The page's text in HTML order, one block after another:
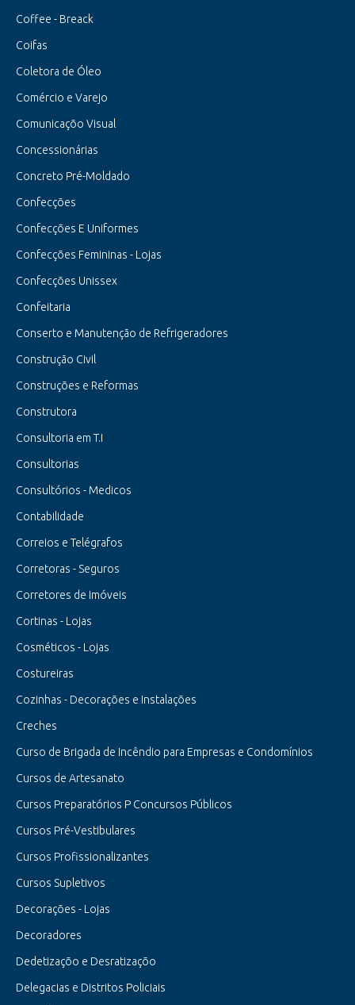
Coffee - Breack
Coifas
Coletora de Óleo
Comércio e Varejo
Comunicaçõo Visual
Concessionárias
Concreto Pré-Moldado
Confecções
Confecções E Uniformes
Confecções Femininas - Lojas
Confecções Unissex
Confeitaria
Conserto e Manutenção de Refrigeradores
Construção Civil
Construções e Reformas
Construtora
Consultoria em T.I
Consultorias
Consultórios - Medicos
Contabilidade
Correios e Telégrafos
Corretoras - Seguros
Corretores de Imóveis
Cortinas - Lojas
Cosméticos - Lojas
Costureiras
Cozinhas - Decorações e Instalações
Creches
Curso de Brigada de Incêndio para Empresas e Condomínios
Cursos de Artesanato
Cursos Preparatórios P Concursos Públicos
Cursos Pré-Vestibulares
Cursos Profissionalizantes
Cursos Supletivos
Decorações - Lojas
Decoradores
Dedetizaçõo e Desratizaçõo
Delegacias e Distritos Policiais